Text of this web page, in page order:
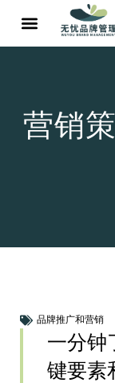
营销
品牌推广和营销
一分钟
键要素